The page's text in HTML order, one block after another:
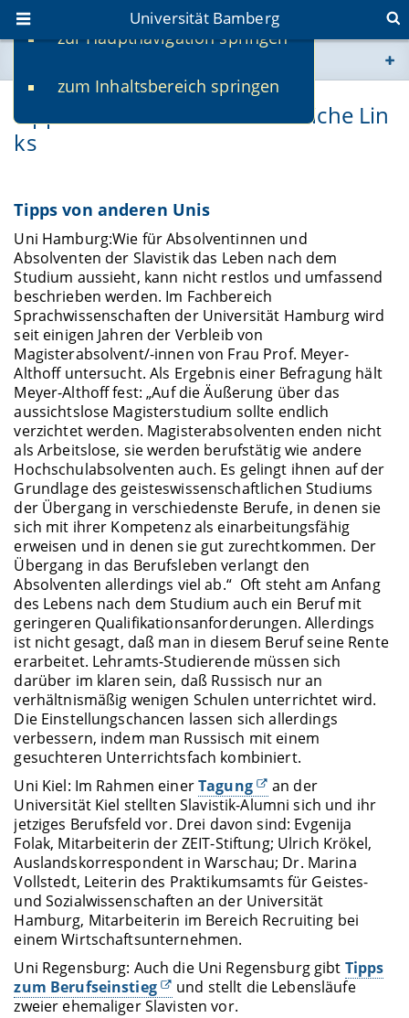
zur Hauptnavigation springen
zum Inhaltsbereich springen
Universität Bamberg
www.uni-bamberg.de
Tipps anderer Unis und nützliche Lin
ks
Tipps von anderen Unis
Uni Hamburg:Wie für Absolventinnen und
Absolventen der Slavistik das Leben nach dem
Studium aussieht, kann nicht restlos und umfassend
beschrieben werden. Im Fachbereich
Sprachwissenschaften der Universität Hamburg wird
seit einigen Jahren der Verbleib von
Magisterabsolvent/-innen von Frau Prof. Meyer-
Althoff untersucht. Als Ergebnis einer Befragung hält
Meyer-Althoff fest: „Auf die Äußerung über das
aussichtslose Magisterstudium sollte endlich
verzichtet werden. Magisterabsolventen enden nicht
als Arbeitslose, sie werden berufstätig wie andere
Hochschulabsolventen auch. Es gelingt ihnen auf der
Grundlage des geisteswissenschaftlichen Studiums
der Übergang in verschiedenste Berufe, in denen sie
sich mit ihrer Kompetenz als einarbeitungsfähig
erweisen und in denen sie gut zurechtkommen. Der
Übergang in das Berufsleben verlangt den
Absolventen allerdings viel ab.“ Oft steht am Anfang
des Lebens nach dem Studium auch ein Beruf mit
geringeren Qualifikationsanforderungen. Allerdings
ist nicht gesagt, daß man in diesem Beruf seine Rente
erarbeitet. Lehramts-Studierende müssen sich
darüber im klaren sein, daß Russisch nur an
verhältnismäßig wenigen Schulen unterrichtet wird.
Die Einstellungschancen lassen sich allerdings
verbessern, indem man Russisch mit einem
gesuchteren Unterrichtsfach kombiniert.
Uni Kiel: Im Rahmen einerTagung
an der
Universität Kiel stellten Slavistik-Alumni sich und ihr
jetziges Berufsfeld vor. Drei davon sind: Evgenija
Folak, Mitarbeiterin der ZEIT-Stiftung; Ulrich Krökel,
Auslandskorrespondent in Warschau; Dr. Marina
Vollstedt, Leiterin des Praktikumsamts für Geistes-
und Sozialwissenschaften an der Universität
Hamburg, Mitarbeiterin im Bereich Recruiting bei
einem Wirtschaftsunternehmen.
Uni Regensburg: Auch die Uni Regensburg gibt Tipps
zum Berufseinstieg
und stellt die Lebensläufe
zweier ehemaliger Slavisten vor.